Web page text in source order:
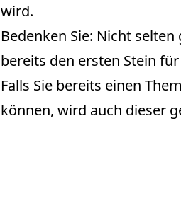
wird.
Bedenken Sie: Nicht
bereits den ersten Stein
Falls Sie bereits einen
können, wird auch dieser